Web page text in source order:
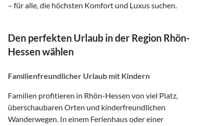
– für alle, die höchsten Komfort und Luxus suchen.
Den perfekten Urlaub in der Region Rhön-
Hessen wählen
Familienfreundlicher Urlaub mit Kindern
Familien profitieren in Rhön-Hessen von viel Platz,
überschaubaren Orten und kinderfreundlichen
Wanderwegen. In einem Ferienhaus oder einer